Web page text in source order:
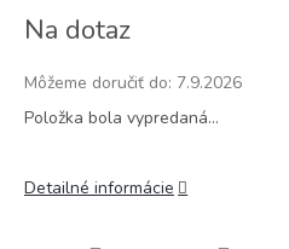
cena:
Na dotaz
Môžeme doručiť do: 7.9.2026
Položka bola vypredaná…
Detailné informácie